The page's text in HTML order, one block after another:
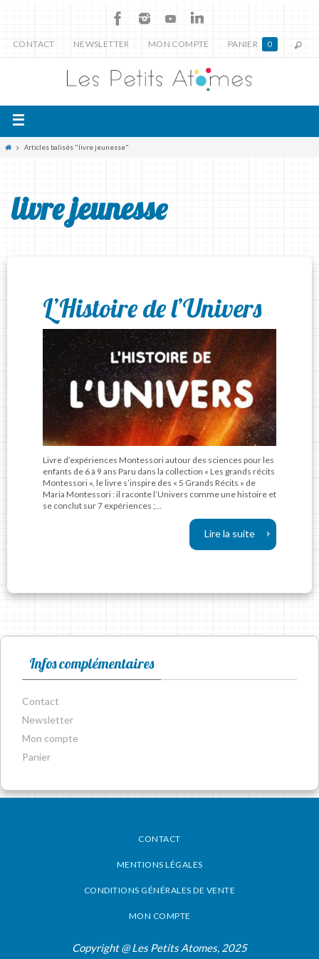
CONTACT NEWSLETTER MON COMPTE PANIER 0
Articles balisés "livre jeunesse"
livre jeunesse
L’Histoire de l’Univers
Livre d’expériences Montessori autour des sciences pour les
enfants de 6 à 9 ans Paru dans la collection « Les grands récits
Montessori », le livre s’inspire des « 5 Grands Récits » de
Maria Montessori : il raconte l’Univers comme une histoire et
se conclut sur 7 expériences ;…
Lire la suite
Infos complémentaires
Contact
Newsletter
Mon compte
Panier
CONTACT
MENTIONS LÉGALES
CONDITIONS GÉNÉRALES DE VENTE
MON COMPTE
Copyright @ Les Petits Atomes, 2025